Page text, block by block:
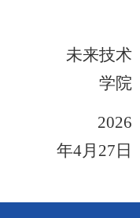
未来技术
学院
2026
年4月 27 日